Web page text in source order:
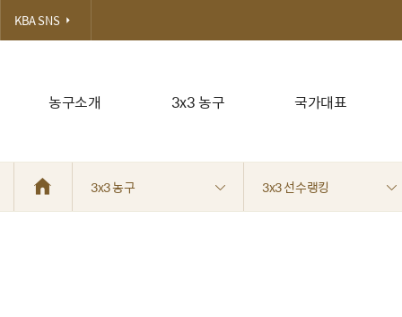
농구소개 3x3 농구 국가대표
KBA SNS
3x3 농구 3x3 선수랭킹